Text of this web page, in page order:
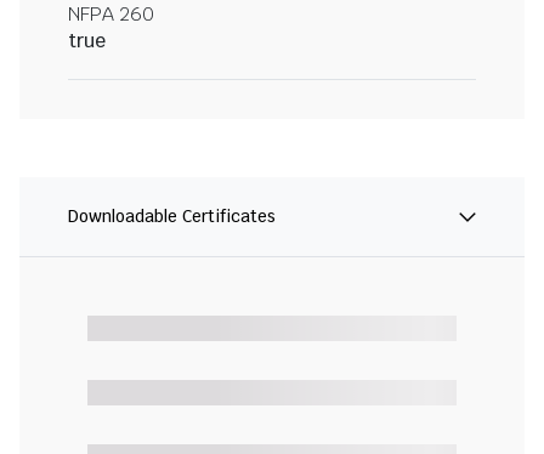
NFPA 260
true
Downloadable Certificates